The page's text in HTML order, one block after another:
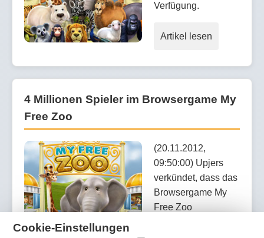
Verfügung.
Artikel lesen
4 Millionen Spieler im Browsergame My
Free Zoo
(20.11.2012,
09:50:00) Upjers
verkündet, dass das
Browsergame My
Free Zoo
Cookie-Einstellungen